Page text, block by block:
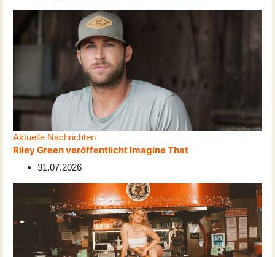
Aktuelle Nachrichten
Riley Green veröffentlicht Imagine That
31.07.2026